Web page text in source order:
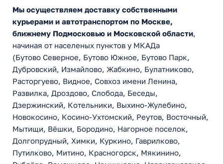
Мы осуществляем доставку собственными
курьерами и автотранспортом по Москве,
ближнему Подмосковью и Московской области,
начиная от населеных пунктов у МКАДа
(Бутово Северное, Бутово Южное, Бутово Парк,
Дубровский, Измайлово, Жабкино, Булатниково,
Расторгуево, Видное, Совхоз имени Ленина,
Развилка, Дроздово, Слобода, Беседы,
Дзержинский, Котельники, Выхино-Жулебино,
Новокосино, Косино-Ухтомский, Реутов, Восточный,
Мытищи, Вёшки, Бородино, Нагорное поселок,
Долгопрудный, Химки, Куркино, Гаврилково,
Путилково, Митино, Красногорск, Мякинино,